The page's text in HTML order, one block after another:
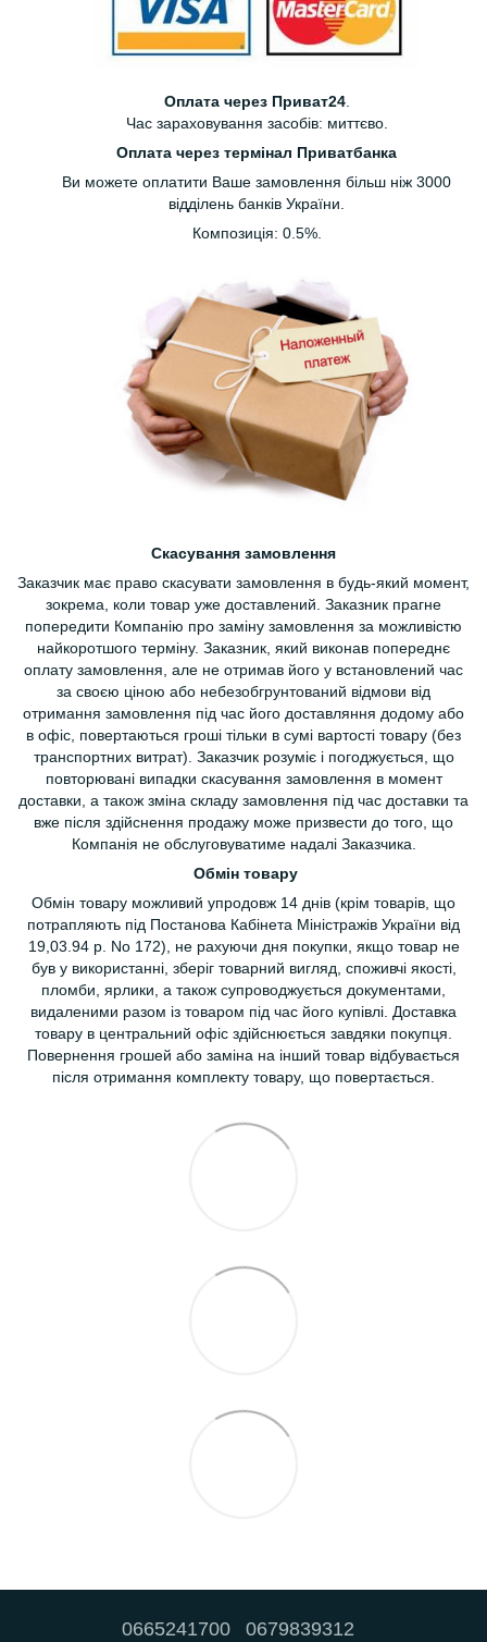
Оплата через Приват24.
Час зараховування засобів: миттєво.
Оплата через термінал Приватбанка
Ви можете оплатити Ваше замовлення більш ніж 3000
відділень банків України.
Композиція: 0.5%.
Скасування замовлення
Заказчик має право скасувати замовлення в будь-який момент,
зокрема, коли товар уже доставлений. Заказник прагне
попередити Компанію про заміну замовлення за можливістю
найкоротшого терміну. Заказник, який виконав попереднє
оплату замовлення, але не отримав його у встановлений час
за своєю ціною або небезобгрунтований відмови від
отримання замовлення під час його доставляння додому або
в офіс, повертаються гроші тільки в сумі вартості товару (без
транспортних витрат). Заказчик розуміє і погоджується, що
повторювані випадки скасування замовлення в момент
доставки, а також зміна складу замовлення під час доставки та
вже після здійснення продажу може призвести до того, що
Компанія не обслуговуватиме надалі Заказчика.
Обмін товару
Обмін товару можливий упродовж 14 днів (крім товарів, що
потрапляють під Постанова Кабінета Міністражів України від
19,03.94 р. No 172), не рахуючи дня покупки, якщо товар не
був у використанні, зберіг товарний вигляд, споживчі якості,
пломби, ярлики, а також супроводжується документами,
видаленими разом із товаром під час його купівлі. Доставка
товару в центральний офіс здійснюється завдяки покупця.
Повернення грошей або заміна на інший товар відбувається
після отримання комплекту товару, що повертається.
0665241700 0679839312